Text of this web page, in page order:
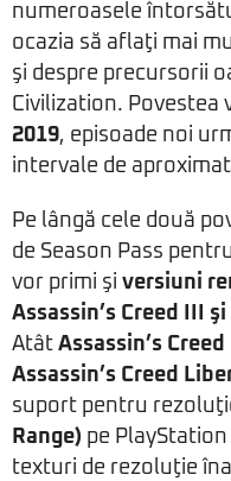
numeroasele
ocazia să aflaţi mai
şi despre precursorii
Civilization. Povestea
2019, episoade noi
intervale de
Pe lângă cele două
de Season Pass
vor primi şi versiuni
Assassin’s Creed III
şi
Atât Assassin’s
Assassin’s Creed
suport pentru
Range) pe PlayStation
texturi de rezoluţie